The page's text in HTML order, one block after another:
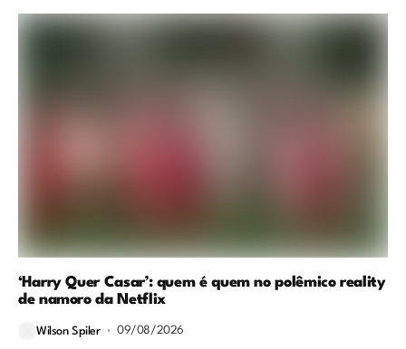
‘Harry Quer Casar’: quem é quem no polêmico reality
de namoro da Netflix
Wilson Spiler 09/08/2026